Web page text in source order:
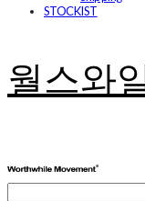
STOCKIST
월스와